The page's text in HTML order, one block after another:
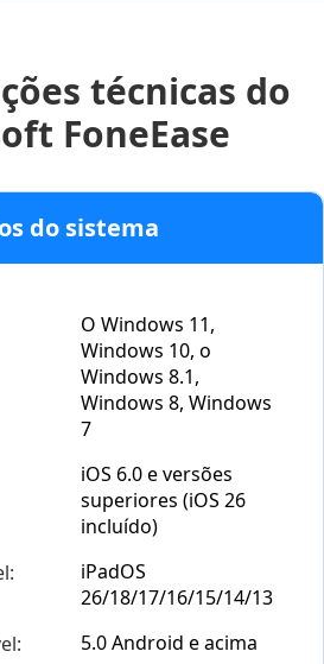
técnicas do
FoneEase
do sistema
O Windows 11,
Windows 10, o
Windows 8.1,
Windows 8, Windows
7
iOS 6.0 e versões
superiores (iOS 26
incluído)
iPadOS
26/18/17/16/15/14/13
5.0 Android e acima